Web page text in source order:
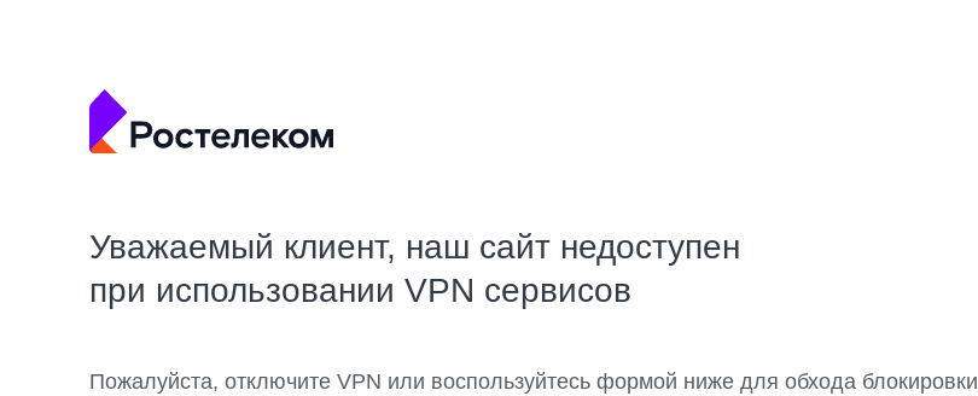
Уважаемый клиент, наш сайт недоступен
при использовании VPN сервисов
Пожалуйста, отключите VPN или воспользуйтесь формой ниже для обхода блокировки